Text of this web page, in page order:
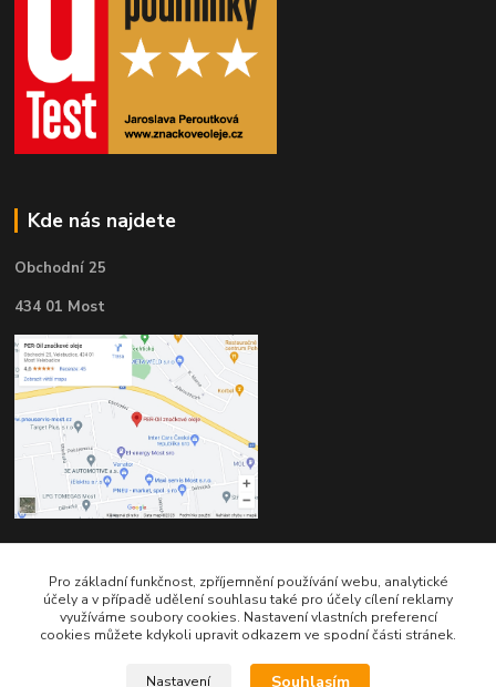
Kde nás najdete
Obchodní 25
434 01 Most
Kontakty
Pro základní funkčnost, zpříjemnění používání webu, analytické
účely a v případě udělení souhlasu také pro účely cílení reklamy
využíváme soubory cookies. Nastavení vlastních preferencí
cookies můžete kdykoli upravit odkazem ve spodní části stránek.
Nastavení Souhlasím